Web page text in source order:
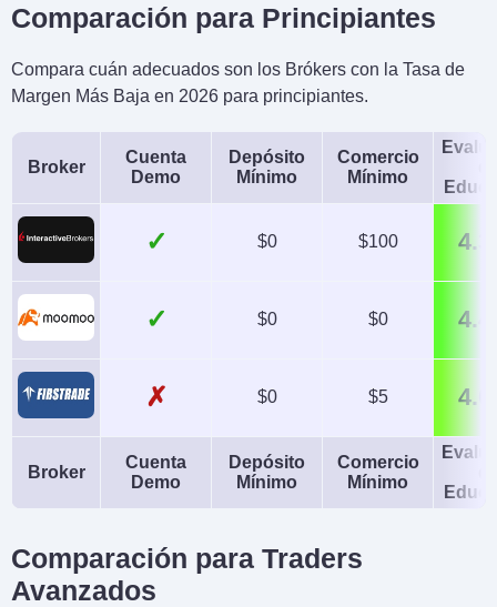
Comparación para Principiantes
Compara cuán adecuados son los Brókers con la Tasa de
Margen Más Baja en 2026 para principiantes.
Broker
Cuenta
Demo
Depósito
Mínimo
Comercio
Mínimo
✓ $0 $100 4.3
✓ $0 $0 4.4
✗ $0 $5 4.0
Broker
Cuenta
Demo
Depósito
Mínimo
Comercio
Mínimo
Comparación para Traders
Avanzados